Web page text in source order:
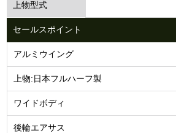
上物型式
セールスポイント
アルミウイング
上物:日本フルハーフ製
ワイドボディ
後輪エアサス